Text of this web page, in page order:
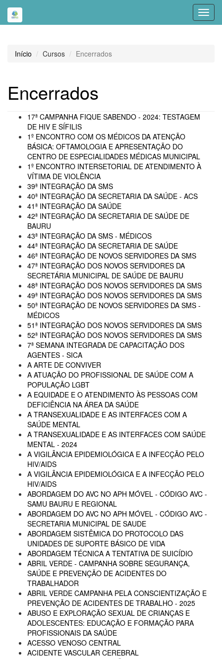
Início Cursos Encerrados
Encerrados
17ª CAMPANHA FIQUE SABENDO - 2024: TESTAGEM
DE HIV E SÍFILIS
1º ENCONTRO COM OS MÉDICOS DA ATENÇÃO
BÁSICA: OFTAMOLOGIA E APRESENTAÇÃO DO
CENTRO DE ESPECIALIDADES MÉDICAS MUNICIPAL
1º ENCONTRO INTERSETORIAL DE ATENDIMENTO À
VÍTIMA DE VIOLÊNCIA
39ª INTEGRAÇÃO DA SMS
40ª INTEGRAÇÃO DA SECRETARIA DA SAÚDE - ACS
41ª INTEGRAÇÃO DA SAÚDE
42ª INTEGRAÇÃO DA SECRETARIA DE SAÚDE DE
BAURU
43ª INTEGRAÇÃO DA SMS - MÉDICOS
44ª INTEGRAÇÃO DA SECRETARIA DE SAÚDE
46ª INTEGRAÇÃO DE NOVOS SERVIDORES DA SMS
47ª INTEGRAÇÃO DOS NOVOS SERVIDORES DA
SECRETÁRIA MUNICIPAL DE SAÚDE DE BAURU
48ª INTEGRAÇÃO DOS NOVOS SERVIDORES DA SMS
49ª INTEGRAÇÃO DOS NOVOS SERVIDORES DA SMS
50ª INTEGRAÇÃO DE NOVOS SERVIDORES DA SMS -
MÉDICOS
51ª INTEGRAÇÃO DOS NOVOS SERVIDORES DA SMS
52ª INTEGRAÇÃO DOS NOVOS SERVIDORES DA SMS
7ª SEMANA INTEGRADA DE CAPACITAÇÃO DOS
AGENTES - SICA
A ARTE DE CONVIVER
A ATUAÇÃO DO PROFISSIONAL DE SAÚDE COM A
POPULAÇÃO LGBT
A EQUIDADE E O ATENDIMENTO ÀS PESSOAS COM
DEFICIÊNCIA NA ÁREA DA SAÚDE
A TRANSEXUALIDADE E AS INTERFACES COM A
SAÚDE MENTAL
A TRANSEXUALIDADE E AS INTERFACES COM SAÚDE
MENTAL - 2024
A VIGILÂNCIA EPIDEMIOLÓGICA E A INFECÇÃO PELO
HIV/AIDS
A VIGILÂNCIA EPIDEMIOLÓGICA E A INFECÇÃO PELO
HIV/AIDS
ABORDAGEM DO AVC NO APH MÓVEL - CÓDIGO AVC -
SAMU BAURU E REGIONAL
ABORDAGEM DO AVC NO APH MÓVEL - CÓDIGO AVC -
SECRETARIA MUNICIPAL DE SAUDE
ABORDAGEM SISTÊMICA DO PROTOCOLO DAS
UNIDADES DE SUPORTE BÁSICO DE VIDA
ABORDAGEM TÉCNICA A TENTATIVA DE SUICÍDIO
ABRIL VERDE - CAMPANHA SOBRE SEGURANÇA,
SAÚDE E PREVENÇÃO DE ACIDENTES DO
TRABALHADOR
ABRIL VERDE CAMPANHA PELA CONSCIENTIZAÇÃO E
PREVENÇÃO DE ACIDENTES DE TRABALHO - 2025
ABUSO E EXPLORAÇÃO SEXUAL DE CRIANÇAS E
ADOLESCENTES: EDUCAÇÃO E FORMAÇÃO PARA
PROFISSIONAIS DA SAÚDE
ACESSO VENOSO CENTRAL
ACIDENTE VASCULAR CEREBRAL